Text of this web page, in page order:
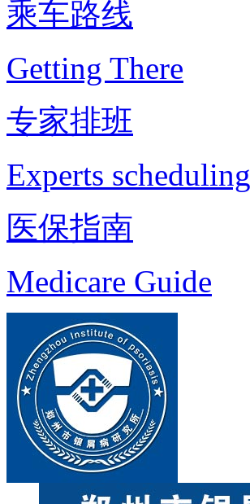
乘车路线
Getting There
专家排班
Experts scheduling
医保指南
Medicare Guide